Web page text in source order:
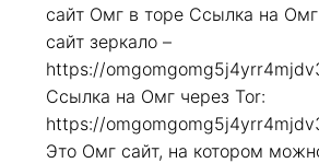
сайт Омг в торе Ссылка на Омг
сайт зеркало –
https://
Ссылка на Омг через Tor:
https://
Это Омг сайт, на котором